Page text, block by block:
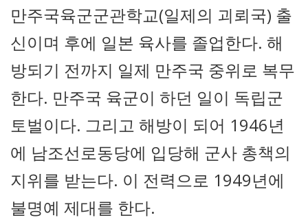
만주국육군군관학교(일제의 괴뢰국) 출
신이며 후에 일본 육사를 졸업한다. 해
방되기 전까지 일제 만주국 중위로 복무
한다. 만주국 육군이 하던 일이 독립군
토벌이다. 그리고 해방이 되어 1946년
에 남조선로동당에 입당해 군사 총책의
지위를 받는다. 이 전력으로 1949년에
불명예 제대를 한다.